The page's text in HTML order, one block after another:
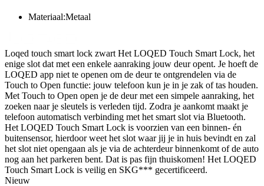
Materiaal:Metaal
Loqed touch smart lock zwart Het LOQED Touch Smart Lock, het
enige slot dat met een enkele aanraking jouw deur opent. Je hoeft de
LOQED app niet te openen om de deur te ontgrendelen via de
Touch to Open functie: jouw telefoon kun je in je zak of tas houden.
Met Touch to Open open je de deur met een simpele aanraking, het
zoeken naar je sleutels is verleden tijd. Zodra je aankomt maakt je
telefoon automatisch verbinding met het smart slot via Bluetooth.
Het LOQED Touch Smart Lock is voorzien van een binnen- én
buitensensor, hierdoor weet het slot waar jij je in huis bevindt en zal
het slot niet opengaan als je via de achterdeur binnenkomt of de auto
nog aan het parkeren bent. Dat is pas fijn thuiskomen! Het LOQED
Touch Smart Lock is veilig en SKG*** gecertificeerd.
Nieuw